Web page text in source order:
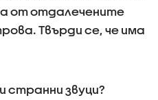
от отдалечените
Твърди се, че има
странни звуци?